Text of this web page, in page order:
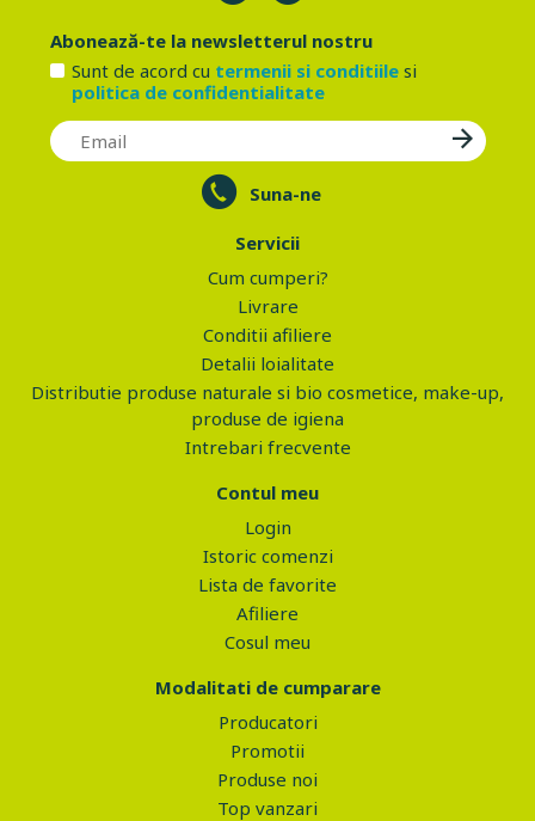
Abonează-te la newsletterul nostru
Sunt de acord cu termenii si conditiilesi
politica de confidentialitate
Suna-ne
Servicii
Cum cumperi?
Livrare
Conditii afiliere
Detalii loialitate
Distributie produse naturale si bio cosmetice, make-up,
produse de igiena
Intrebari frecvente
Contul meu
Login
Istoric comenzi
Lista de favorite
Afiliere
Cosul meu
Modalitati de cumparare
Producatori
Promotii
Produse noi
Top vanzari